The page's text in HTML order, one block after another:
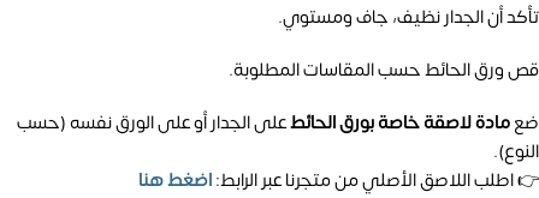
تأكد أن الجدار نظيف، جاف ومستوي.
قص ورق الحائط حسب المقاسات المطلوبة.
ضعمادة لاصقة خاصة بورق الحائطعلى الجدار أو على الورق نفسه (حسب
النوع).
👉 اطلب اللاصق الأصلي من متجرنا عبر الرابط:اضغط هنا